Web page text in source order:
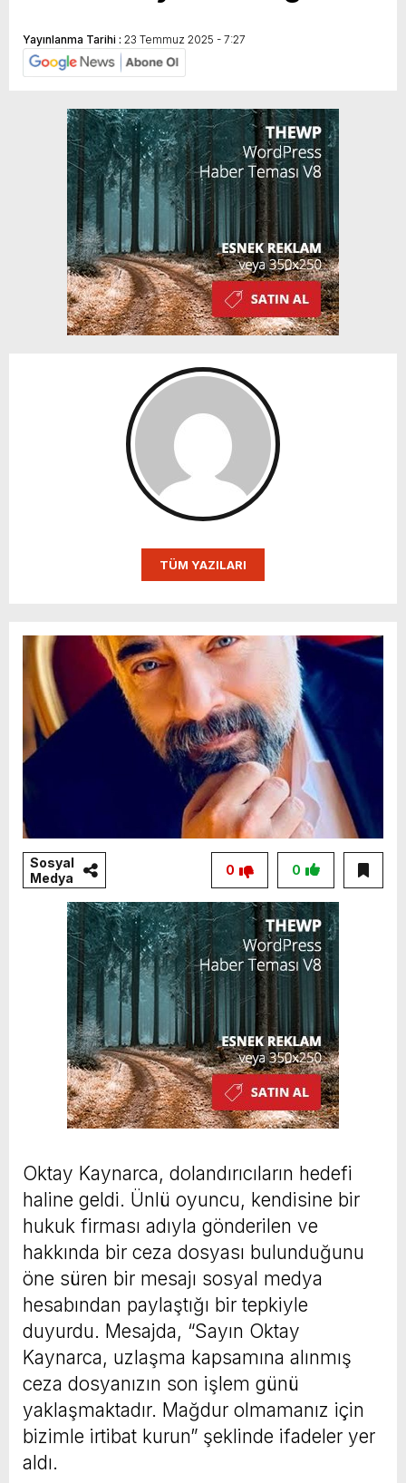
Yayınlanma Tarihi : 23 Temmuz 2025 - 7:27
TÜM YAZILARI
Sosyal
Medya
0
0
Oktay Kaynarca, dolandırıcıların hedefi
haline geldi. Ünlü oyuncu, kendisine bir
hukuk firması adıyla gönderilen ve
hakkında bir ceza dosyası bulunduğunu
öne süren bir mesajı sosyal medya
hesabından paylaştığı bir tepkiyle
duyurdu. Mesajda, “Sayın Oktay
Kaynarca, uzlaşma kapsamına alınmış
ceza dosyanızın son işlem günü
yaklaşmaktadır. Mağdur olmamanız için
bizimle irtibat kurun” şeklinde ifadeler yer
aldı.